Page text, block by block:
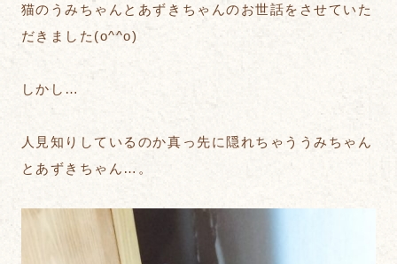
猫のうみちゃんとあずきちゃんのお世話をさせていた
だきました(o^^o)
しかし…
人見知りしているのか真っ先に隠れちゃううみちゃん
とあずきちゃん…。